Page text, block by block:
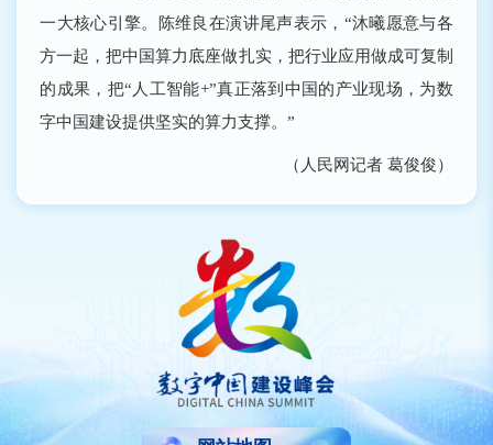
一大核心引擎。陈维良在演讲尾声表示，“沐曦愿意与各
方一起，把中国算力底座做扎实，把行业应用做成可复制
的成果，把“人工智能+”真正落到中国的产业现场，为数
字中国建设提供坚实的算力支撑。”
（人民网记者 葛俊俊）